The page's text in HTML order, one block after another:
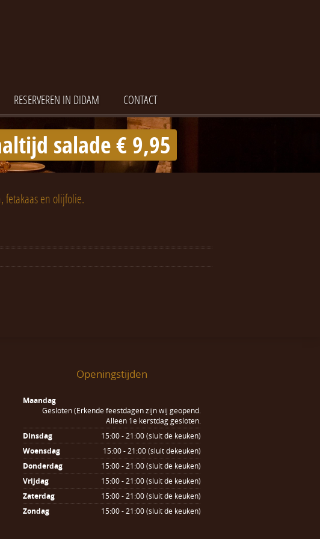
RESERVEREN IN DIDAM CONTACT
salade € 9,95
fetakaas en olijfolie.
Openingstijden
Maandag
Gesloten (Erkende feestdagen zijn wij geopend.
Alleen 1e kerstdag gesloten.
Dinsdag
15:00 - 21:00 (sluit de keuken)
Woensdag
15:00 - 21:00 (sluit dekeuken)
Donderdag
15:00 - 21:00 (sluit de keuken)
Vrijdag
15:00 - 21:00 (sluit de keuken)
Zaterdag
15:00 - 21:00 (sluit de keuken)
Zondag
15:00 - 21:00 (sluit de keuken)